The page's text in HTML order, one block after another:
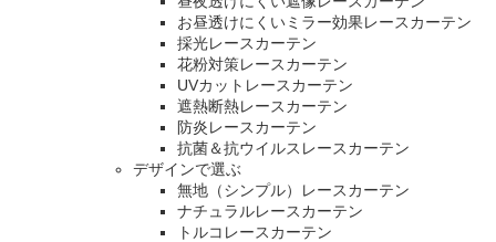
お昼透けにくいミラー効果レースカーテン
採光レースカーテン
花粉対策レースカーテン
UVカットレースカーテン
遮熱断熱レースカーテン
防炎レースカーテン
抗菌＆抗ウイルスレースカーテン
デザインで選ぶ
無地（シンプル）レースカーテン
ナチュラルレースカーテン
トルコレースカーテン